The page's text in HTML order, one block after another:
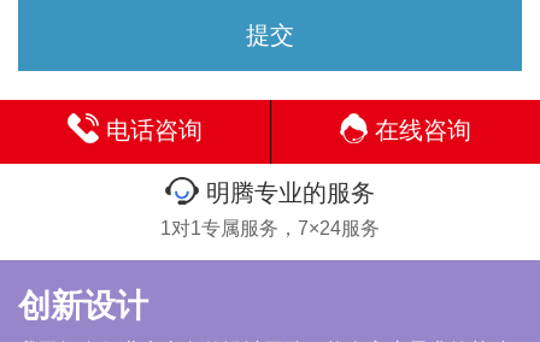
电话咨询 在线咨询
明腾专业的服务
1对1专属服务，7×24服务
创新设计